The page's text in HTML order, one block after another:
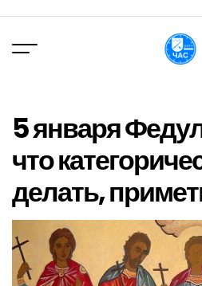
вмісту
5 января
что
делать,